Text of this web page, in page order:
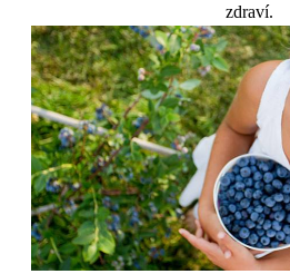
zdraví.